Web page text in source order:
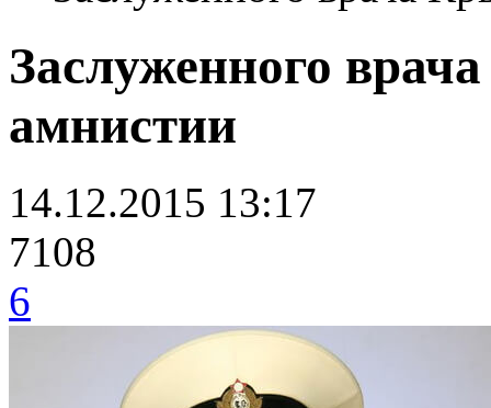
Заслуженного
амнистии
14.12.2015 13:17
7108
6